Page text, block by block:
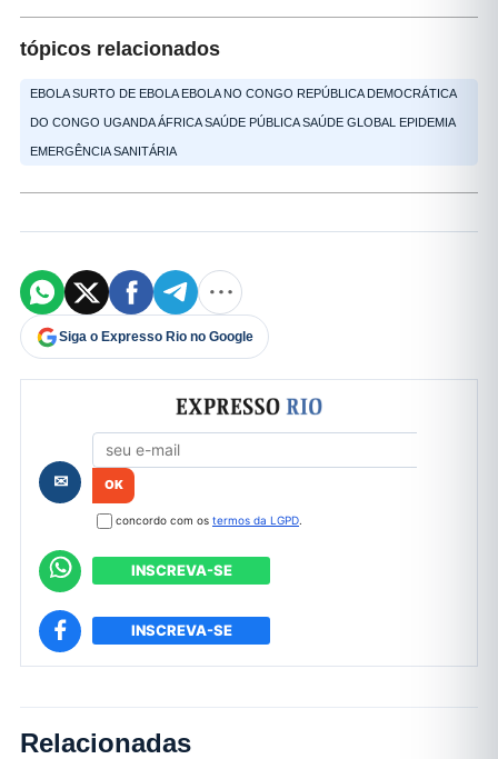
tópicos relacionados
EBOLA SURTO DE EBOLA EBOLA NO CONGO REPÚBLICA DEMOCRÁTICA
DO CONGO UGANDA ÁFRICA SAÚDE PÚBLICA SAÚDE GLOBAL EPIDEMIA
EMERGÊNCIA SANITÁRIA
Siga o Expresso Rio no Google
Formulário de cadastro
✉
concordo com os termos da LGPD.
INSCREVA-SE
INSCREVA-SE
Relacionadas